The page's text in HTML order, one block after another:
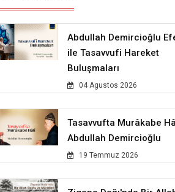
Abdullah Demircioğlu
ile Tasavvufi Hareket
Buluşmaları
04 Agustos 2026
Tasavvufta Murâkabe
Abdullah Demircioğlu
19 Temmuz 2026